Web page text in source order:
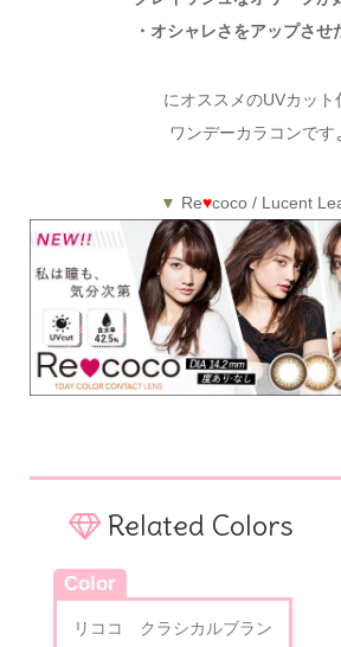
・オシャレさをアップさせ
にオススメのUVカット
ワンデーカラコンです
▼ Re♥coco / Lucent
Related Colors
Color
リココ クラシカルブラン